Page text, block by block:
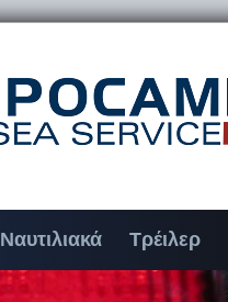
Ναυτιλιακά Τρέιλερ